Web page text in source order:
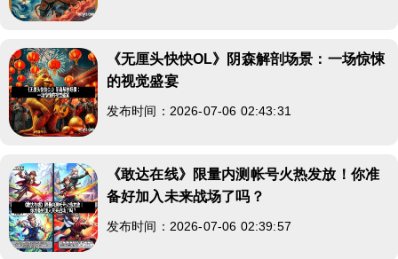
《无厘头快快OL》阴森解剖场景：一场惊悚
的视觉盛宴
发布时间：2026-07-06 02:43:31
《敢达在线》限量内测帐号火热发放！你准
备好加入未来战场了吗？
发布时间：2026-07-06 02:39:57